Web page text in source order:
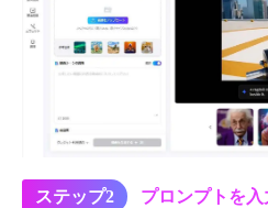
ステップ2 プロンプトを入